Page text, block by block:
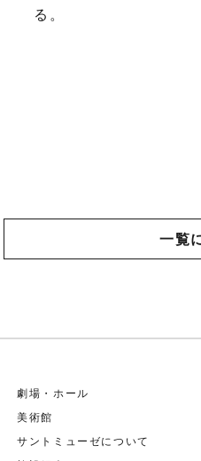
る。
一覧
劇場・ホール
美術館
サントミューゼについて